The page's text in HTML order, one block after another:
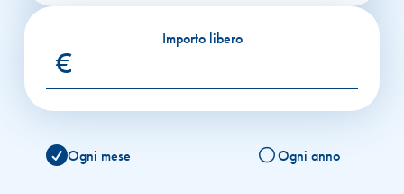
Importo libero
€
Ogni mese Ogni anno